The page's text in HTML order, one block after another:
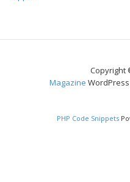
Copyright
Magazine
PHP Code Snippets